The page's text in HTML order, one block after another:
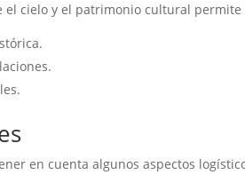
cielo y el patrimonio cultural permite
en cuenta algunos aspectos